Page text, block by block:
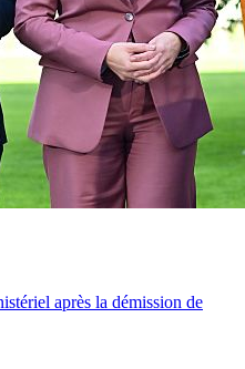
après la démission de